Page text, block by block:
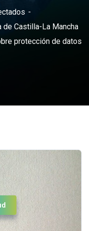
de Castilla-La Mancha
protección de datos